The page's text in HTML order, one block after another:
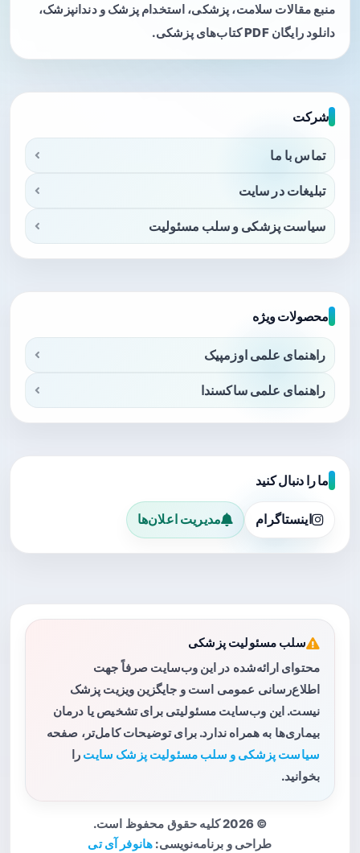
منبع مقالات سلامت، پزشکی، استخدام پزشک و دندانپزشک،
دانلود رایگان PDF کتاب‌های پزشکی.
شرکت
تماس با ما
تبلیغات در سایت
سیاست پزشکی و سلب مسئولیت
محصولات ویژه
راهنمای علمی اوزمپیک
راهنمای علمی ساکسندا
ما را دنبال کنید
اینستاگرام مدیریت اعلان‌ها
سلب مسئولیت پزشکی
محتوای ارائه‌شده در این وب‌سایت صرفاً جهت
اطلاع‌رسانی عمومی است و جایگزین ویزیت پزشک
نیست. این وب‌سایت مسئولیتی برای تشخیص یا درمان
بیماری‌ها به همراه ندارد. برای توضیحات کامل‌تر، صفحه
سیاست پزشکی و سلب مسئولیت پزشک سایت را
بخوانید.
© 2026 کلیه حقوق محفوظ است.
طراحی و برنامه‌نویسی: هانوفر آی تی